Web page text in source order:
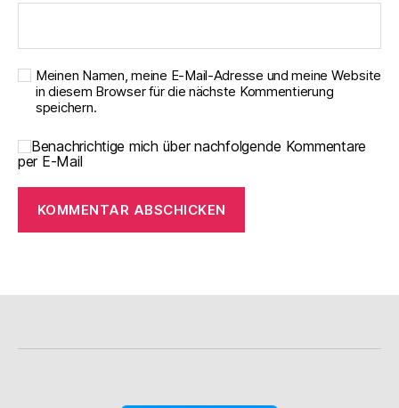
Meinen Namen, meine E-Mail-Adresse und meine Website
in diesem Browser für die nächste Kommentierung
speichern.
Benachrichtige mich über nachfolgende Kommentare
per E-Mail